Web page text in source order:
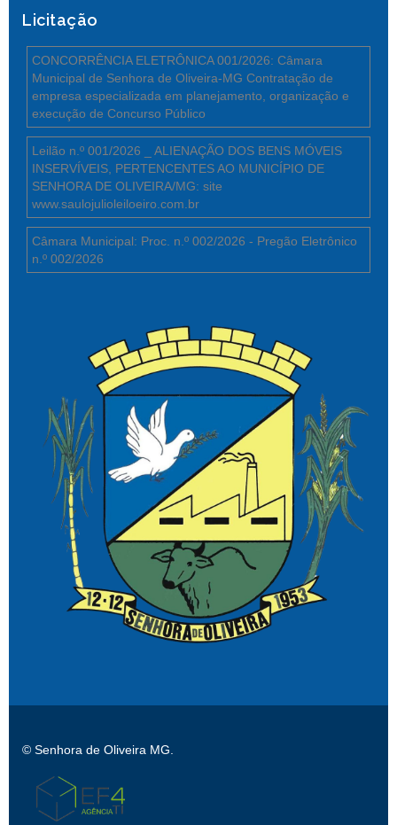
Licitação
CONCORRÊNCIA ELETRÔNICA 001/2026: Câmara
Municipal de Senhora de Oliveira-MG Contratação de
empresa especializada em planejamento, organização e
execução de Concurso Público
Leilão n.º 001/2026 _ ALIENAÇÃO DOS BENS MÓVEIS
INSERVÍVEIS, PERTENCENTES AO MUNICÍPIO DE
SENHORA DE OLIVEIRA/MG: site
www.saulojulioleiloeiro.com.br
Câmara Municipal: Proc. n.º 002/2026 - Pregão Eletrônico
n.º 002/2026
© Senhora de Oliveira MG.